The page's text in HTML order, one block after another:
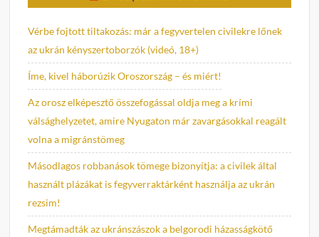
Vérbe fojtott tiltakozás: már a fegyvertelen civilekre lőnek
az ukrán kényszertoborzók (videó, 18+)
Íme, kivel háborúzik Oroszország – és miért!
Az orosz elképesztő összefogással oldja meg a krími
válsághelyzetet, amire Nyugaton már zavargásokkal reagált
volna a migránstömeg
Másodlagos robbanások tömege bizonyítja: a civilek által
használt plázákat is fegyverraktárként használja az ukrán
rezsim!
Megtámadták az ukránszászok a belgorodi házasságkötő